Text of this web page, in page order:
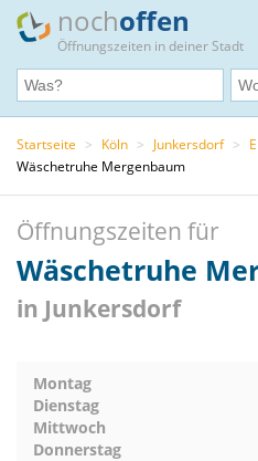
nochoffen
Öffnungszeiten in deiner Stadt
Startseite > Köln > Junkersdorf >
Wäschetruhe Mergenbaum
Öffnungszeiten für
Wäschetruhe
in Junkersdorf
Montag
Dienstag
Mittwoch
Donnerstag